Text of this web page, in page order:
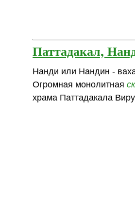
Паттадакал,
Нанди или Нандин -
Огромная монолитная
храма Паттадакала